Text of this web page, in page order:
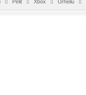
Pelit Xbox Urheilu